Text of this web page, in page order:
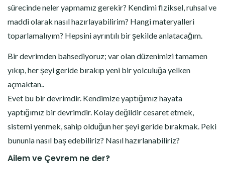
sürecinde neler yapmamız gerekir? Kendimi fiziksel, ruhsal ve
maddi olarak nasıl hazırlayabilirim? Hangi materyalleri
toparlamalıyım? Hepsini ayrıntılı bir şekilde anlatacağım.
Bir devrimden bahsediyoruz; var olan düzenimizi tamamen
yıkıp, her şeyi geride bırakıp yeni bir yolculuğa yelken
açmaktan..
Evet bu bir devrimdir. Kendimize yaptığımız hayata
yaptığımız bir devrimdir. Kolay değildir cesaret etmek,
sistemi yenmek, sahip olduğun her şeyi geride bırakmak. Peki
bununla nasıl baş edebiliriz? Nasıl hazırlanabiliriz?
Ailem ve Çevrem ne der?